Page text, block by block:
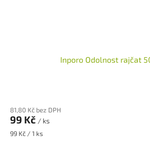
Inporo Odolnost rajčat
81,80 Kč bez DPH
99 Kč / ks
Měrná
99 Kč / 1 ks